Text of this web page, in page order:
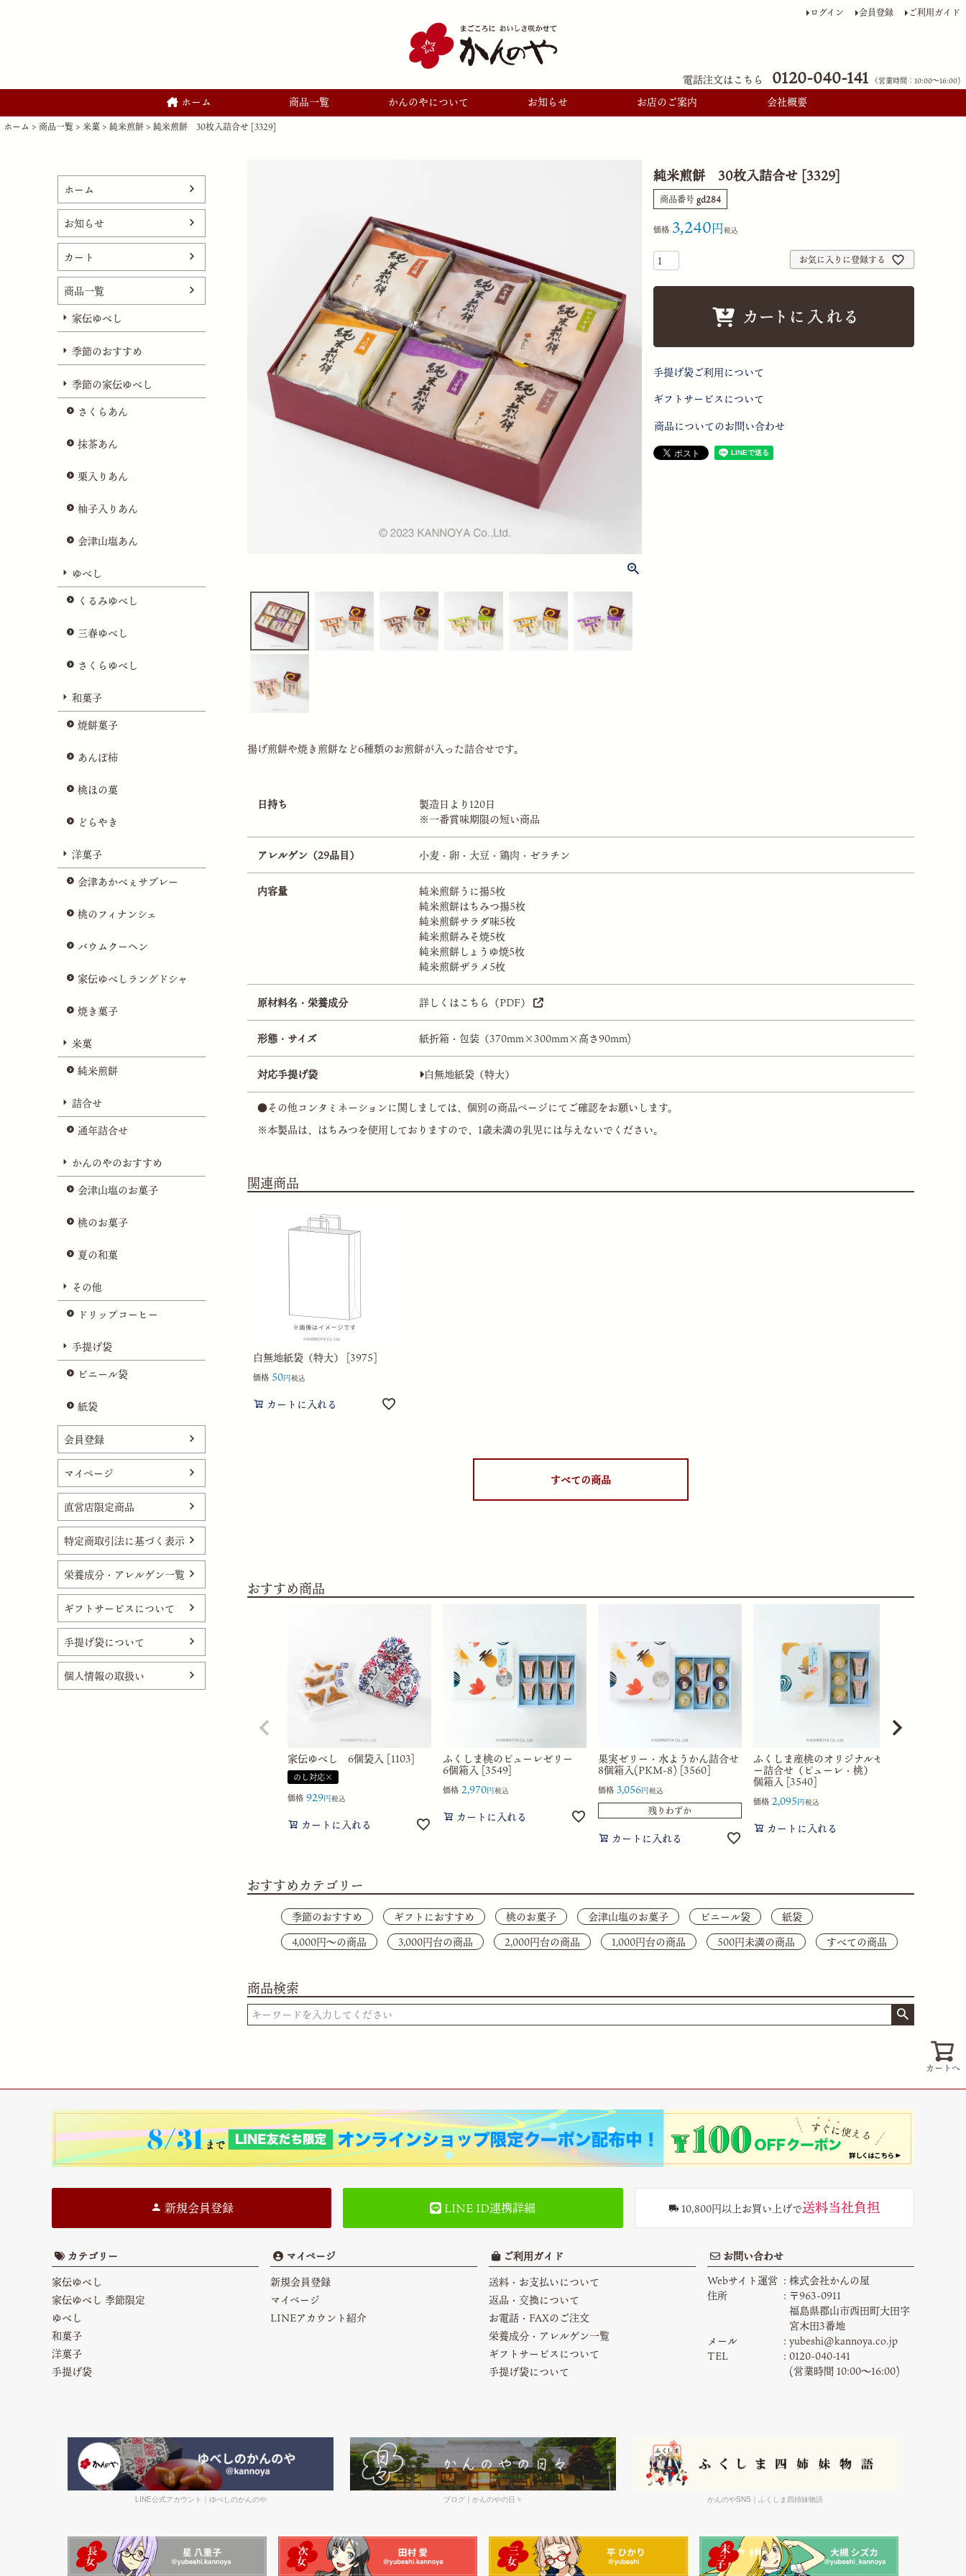
ログイン 会員登録 ご利用ガイド
電話注文はこちら 0120-040-141 （営業時間：10:00〜16:00)
ホーム 商品一覧 かんのやについて お知らせ お店のご案内 会社概要
ホーム 商品一覧 米菓 純米煎餅 純米煎餅 30枚入詰合せ [3329]
ホーム
お知らせ
カート
商品一覧
家伝ゆべし
季節のおすすめ
季節の家伝ゆべし
さくらあん
抹茶あん
栗入りあん
柚子入りあん
会津山塩あん
ゆべし
くるみゆべし
三春ゆべし
さくらゆべし
和菓子
焼餅菓子
あんぽ柿
桃ほの菓
どらやき
洋菓子
会津あかべぇサブレー
桃のフィナンシェ
バウムクーヘン
家伝ゆべしラングドシャ
焼き菓子
米菓
純米煎餅
詰合せ
通年詰合せ
かんのやのおすすめ
会津山塩のお菓子
桃のお菓子
夏の和菓
その他
ドリップコーヒー
手提げ袋
ビニール袋
紙袋
会員登録
マイページ
直営店限定商品
特定商取引法に基づく表示
栄養成分・アレルゲン一覧
ギフトサービスについて
手提げ袋について
個人情報の取扱い
純米煎餅 30枚入詰合せ [3329]
商品番号 gd284
価格 3,240 税込
お気に入りに登録する
手提げ袋ご利用について
ギフトサービスについて
商品についてのお問い合わせ
揚げ煎餅や焼き煎餅など6種類のお煎餅が入った詰合せです。
日持ち
製造日より120日
※一番賞味期限の短い商品
アレルゲン（29品目） 小麦・卵・大豆・鶏肉・ゼラチン
内容量
純米煎餅うに揚5枚
純米煎餅はちみつ揚5枚
純米煎餅サラダ味5枚
純米煎餅みそ焼5枚
純米煎餅しょうゆ焼5枚
純米煎餅ザラメ5枚
原材料名・栄養成分 詳しくはこちら（PDF）
形態・サイズ 紙折箱・包装（370mm×300mm×高さ90mm)
対応手提げ袋 白無地紙袋（特大）
●その他コンタミネーションに関しましては、個別の商品ページにてご確認をお願いします。
※本製品は、はちみつを使用しておりますので、1歳未満の乳児には与えないでください。
関連商品
白無地紙袋（特大） [3975]
価格 50 税込
カートに入れる
すべての商品
おすすめ商品
家伝ゆべし 6個袋入 [1103]
のし対応×
価格 929 税込
カートに入れる
ふくしま桃のピューレゼリー
6個箱入 [3549]
価格 2,970 税込
カートに入れる
果実ゼリー・水ようかん詰合せ
8個箱入(PKM-8) [3560]
価格 3,056 税込
残りわずか
カートに入れる
ふくしま産桃のオリジナルゼリ
ー詰合せ（ピューレ・桃） 5
個箱入 [3540]
価格 2,095 税込
カートに入れる
おすすめカテゴリー
季節のおすすめ ギフトにおすすめ 桃のお菓子 会津山塩のお菓子 ビニール袋
紙袋
4,000円〜の商品
3,000円台の商品 2,000円台の商品 1,000円台の商品 500円未満の商品 すべての商品
商品検索
カートへ
新規会員登録 LINE ID連携詳細 10,800円以上お買い上げで送料当社負担
カテゴリー
家伝ゆべし
家伝ゆべし 季節限定
ゆべし
和菓子
洋菓子
手提げ袋
マイページ
新規会員登録
マイページ
LINEアカウント紹介
ご利用ガイド
送料・お支払いについて
返品・交換について
お電話・FAXのご注文
栄養成分・アレルゲン一覧
ギフトサービスについて
手提げ袋について
お問い合わせ
Webサイト運営
株式会社かんの屋
住所
〒963-0911
福島県郡山市西田町大田字
宮木田3番地
メール
yubeshi@kannoya.co.jp
TEL
0120-040-141
(営業時間 10:00〜16:00)
LINE公式アカウント｜ゆべしのかんのや ブログ｜かんのやの日々 かんのやSNS｜ふくしま四姉妹物語